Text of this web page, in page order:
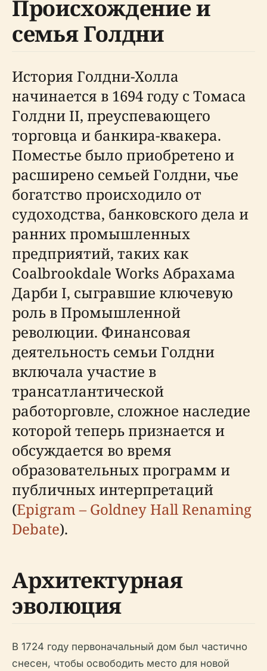
Происхождение и
семья Голдни
История Голдни-Холла
начинается в 1694 году с Томаса
Голдни II, преуспевающего
торговца и банкира-квакера.
Поместье было приобретено и
расширено семьей Голдни, чье
богатство происходило от
судоходства, банковского дела и
ранних промышленных
предприятий, таких как
Coalbrookdale Works Абрахама
Дарби I, сыгравшие ключевую
роль в Промышленной
революции. Финансовая
деятельность семьи Голдни
включала участие в
трансатлантической
работорговле, сложное наследие
которой теперь признается и
обсуждается во время
образовательных программ и
публичных интерпретаций
(Epigram – Goldney Hall Renaming
Debate).
Архитектурная
эволюция
В 1724 году первоначальный дом был частично
снесен, чтобы освободить место для новой